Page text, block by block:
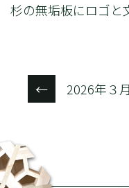
杉の無垢板にロゴと
← 2026年３